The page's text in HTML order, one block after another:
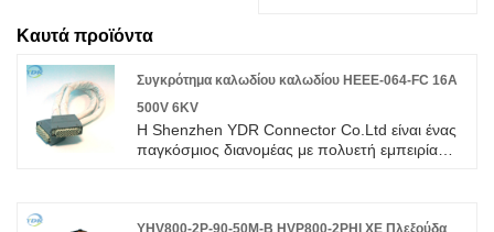
Καυτά προϊόντα
Συγκρότημα καλωδίου καλωδίου HEEE-064-FC 16A
500V 6KV
Η Shenzhen YDR Connector Co.Ltd είναι ένας
παγκόσμιος διανομέας με πολυετή εμπειρία
ήρθατε στην έρευνα.
YHV800-2P-90-50M-B HVP800-2PHI XE Πλεξούδα